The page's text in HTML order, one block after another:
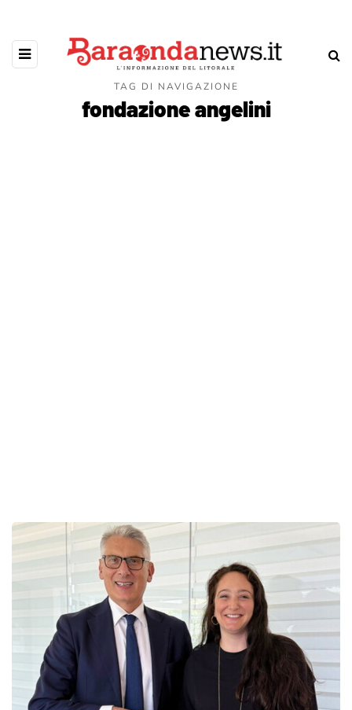
TAG DI NAVIGAZIONE
fondazione angelini